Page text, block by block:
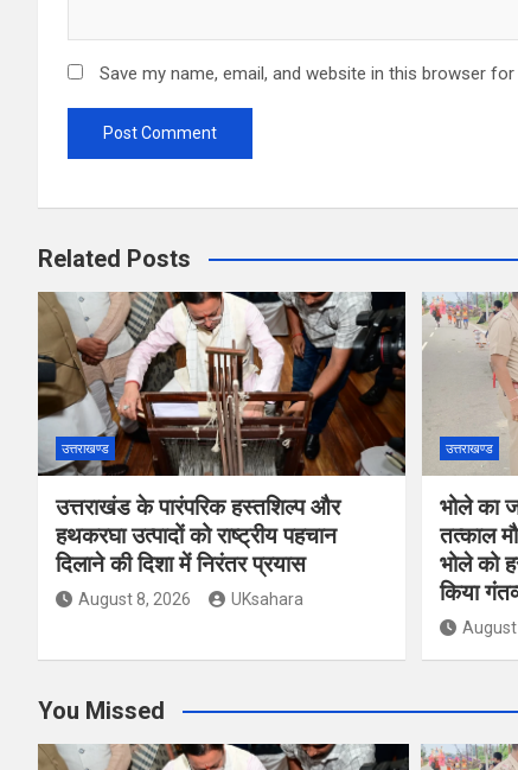
Save my name, email, and website in this browser
Related Posts
उत्तराखण्ड
उत्तराखंड के पारंपरिक हस्तशिल्प और
हथकरघा उत्पादों को राष्ट्रीय पहचान
दिलाने की दिशा में निरंतर प्रयास
August 8, 2026 UKsahara
उत्तराखण्ड
भोले का
तत्काल
भोले को
किया
August
You Missed